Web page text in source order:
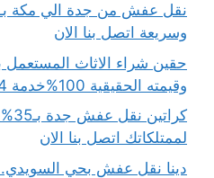
وسريعة اتصل بنا الان
حقين شراء الاثاث المستعمل
وقيمته الحقيقية 100%خدمة 24ساعة
لممتلكاتك اتصل بنا الان